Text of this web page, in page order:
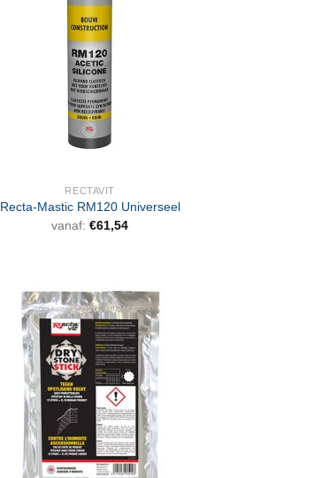
RECTAVIT
Recta-Mastic RM120 Universeel
vanaf:€61,54